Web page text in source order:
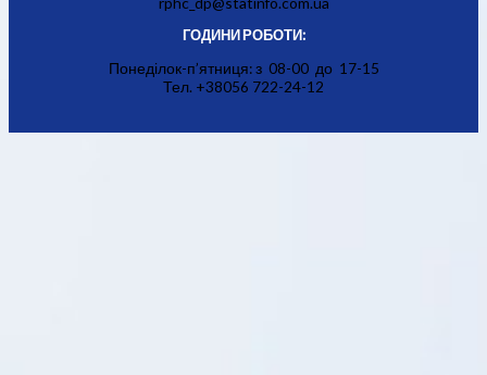
ГОДИНИ РОБОТИ:
Понеділок-п’ятниця: з 08-00 до 17-15
Тел. +38056 722-24-12